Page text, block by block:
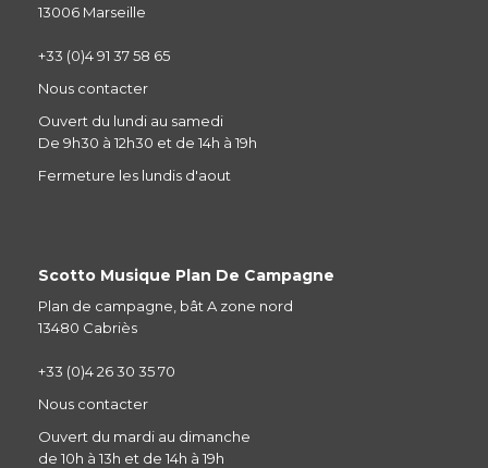
13006 Marseille
+33 (0)4 91 37 58 65
Nous contacter
Ouvert du lundi au samedi
De 9h30 à 12h30 et de 14h à 19h
Fermeture les lundis d'aout
Scotto Musique Plan De Campagne
Plan de campagne, bât A zone nord
13480 Cabriès
+33 (0)4 26 30 35 70
Nous contacter
Ouvert du mardi au dimanche
de 10h à 13h et de 14h à 19h